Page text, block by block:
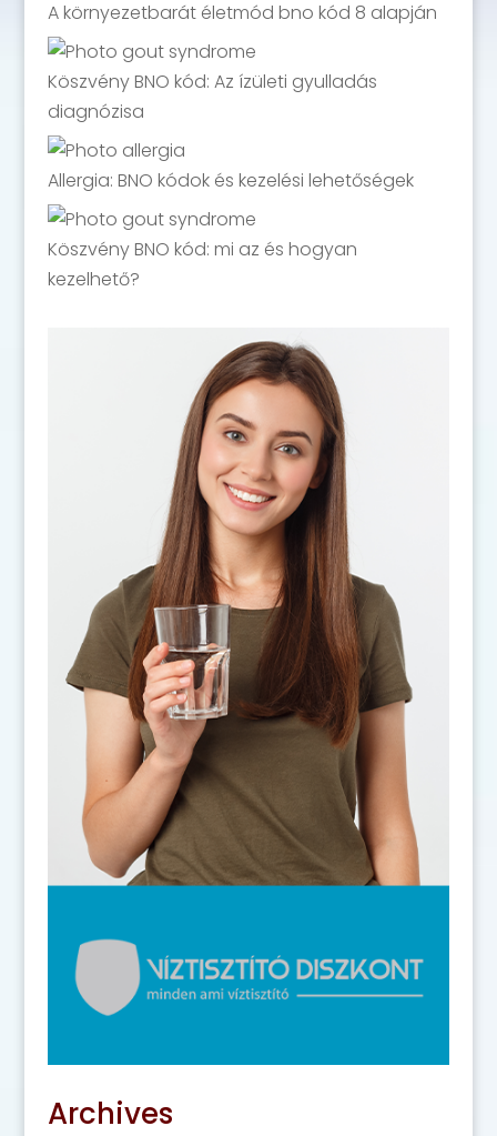
A környezetbarát életmód bno kód 8 alapján
Köszvény BNO kód: Az ízületi gyulladás
diagnózisa
Allergia: BNO kódok és kezelési lehetőségek
Köszvény BNO kód: mi az és hogyan
kezelhető?
Archives